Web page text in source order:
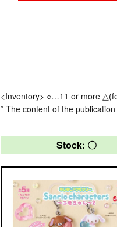
<Inventory> ○…11 or more
* The content of the
Stock: 〇